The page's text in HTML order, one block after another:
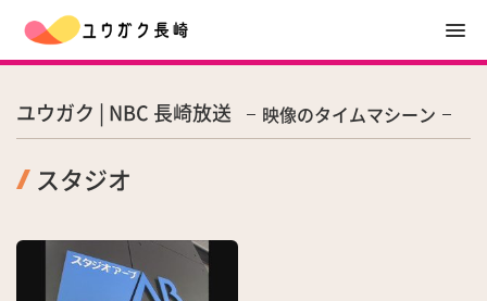
ユウガク | NBC 長崎放送 映像のタイムマシーン
スタジオ